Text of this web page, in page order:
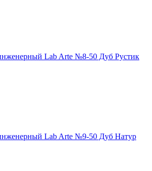
Lab Arte №8-50 Дуб Рустик
Lab Arte №9-50 Дуб Натур